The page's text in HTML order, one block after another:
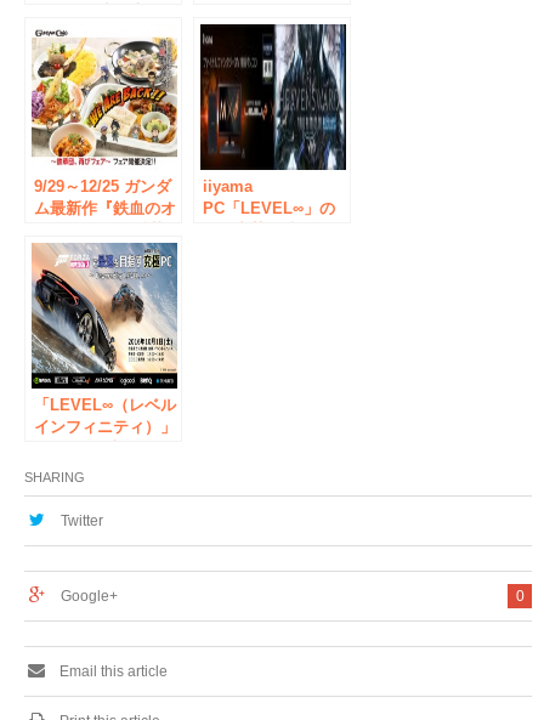
大会開催！ ～スマ
ートフォンのフリッ
ク入力最速を決める
イベントを開催～
場 ア・バオア・
クー・パフェや量産
ザクサラダなど提供
開始
9/29～12/25 ガンダ
ム最新作『鉄血のオ
団モチーフのカフェ
飯が味わえるフェア
を GUNDAM Cafeで
限定開催
iiyama
PC「LEVEL∞」の
「LEVEL∞（レベル
インフィニティ）」
版『Forza Horizon
3』最速バトルトー
ナメント開催！トー
SHARING
Twitter
0
Google+
Email this article